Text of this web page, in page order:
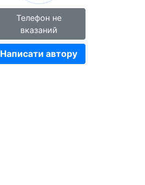
Телефон не
вказаний
Написати автору